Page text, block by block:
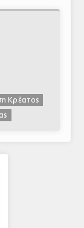
Κρέατος